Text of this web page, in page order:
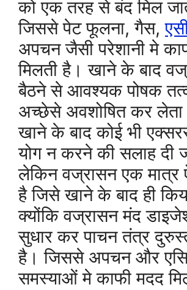
को एक तरह से बंद मिल
जिससे पेट फूलना, गैस,
अपचन जैसी परेशानी मे
मिलती है। खाने के बाद
बैठने से आवश्यक पोषक
अच्छेसे अवशोषित कर
खाने के बाद कोई भी
योग न करने की सलाह दी
लेकिन वज्रासन एक
है जिसे खाने के बाद ही
क्योंकि वज्रासन मंद
सुधार कर पाचन तंत्र
है। जिससे अपचन और
समस्याओं मे काफी मदद